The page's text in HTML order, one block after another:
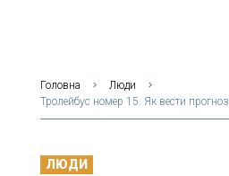
Головна
Люди
Тролейбус номер 15. Як вести
ЛЮДИ